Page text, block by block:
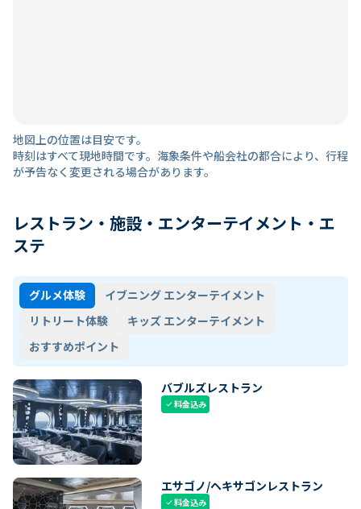
地図上の位置は目安です。
時刻はすべて現地時間です。海象条件や船会社の都合により、行程
が予告なく変更される場合があります。
レストラン・施設・エンターテイメント・エ
ステ
グルメ体験
イブニング エンターテイメント
リトリート体験
キッズ エンターテイメント
おすすめポイント
バブルズレストラン
check料金込み
エサゴノ/ヘキサゴンレストラン
check料金込み